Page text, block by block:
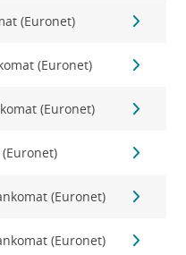
(Euronet)
(Euronet)
(Euronet)
(Euronet)
(Euronet)